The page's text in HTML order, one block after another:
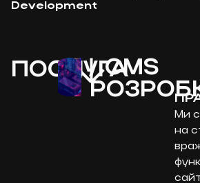
Development
ПОСЛУГА
( )
CMS
Ми
на